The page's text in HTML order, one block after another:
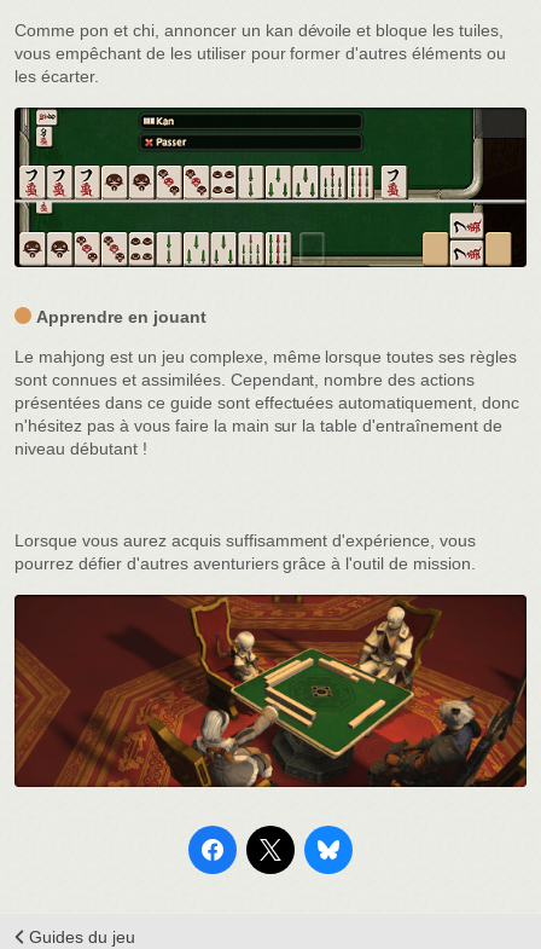
Comme pon et chi, annoncer un kan dévoile et bloque les tuiles,
vous empêchant de les utiliser pour former d'autres éléments ou
les écarter.
Apprendre en jouant
Le mahjong est un jeu complexe, même lorsque toutes ses règles
sont connues et assimilées. Cependant, nombre des actions
présentées dans ce guide sont effectuées automatiquement, donc
n'hésitez pas à vous faire la main sur la table d'entraînement de
niveau débutant !
Lorsque vous aurez acquis suffisamment d'expérience, vous
pourrez défier d'autres aventuriers grâce à l'outil de mission.
Guides du jeu